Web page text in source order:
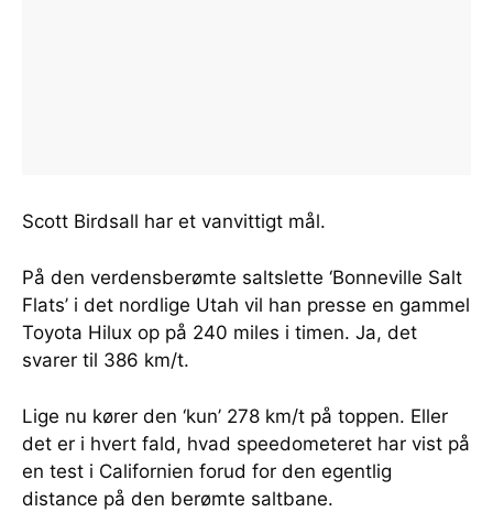
Scott Birdsall har et vanvittigt mål.
På den verdensberømte saltslette ‘Bonneville Salt
Flats’ i det nordlige Utah vil han presse en gammel
Toyota Hilux op på 240 miles i timen. Ja, det
svarer til 386 km/t.
Lige nu kører den ‘kun’ 278 km/t på toppen. Eller
det er i hvert fald, hvad speedometeret har vist på
en test i Californien forud for den egentlig
distance på den berømte saltbane.